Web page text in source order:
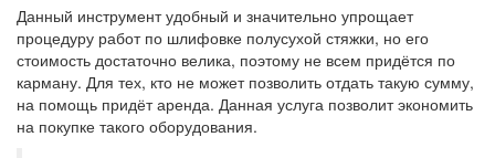
Данный инструмент удобный и значительно упрощает
процедуру работ по шлифовке полусухой стяжки, но его
стоимость достаточно велика, поэтому не всем придётся по
карману. Для тех, кто не может позволить отдать такую сумму,
на помощь придёт аренда. Данная услуга позволит экономить
на покупке такого оборудования.